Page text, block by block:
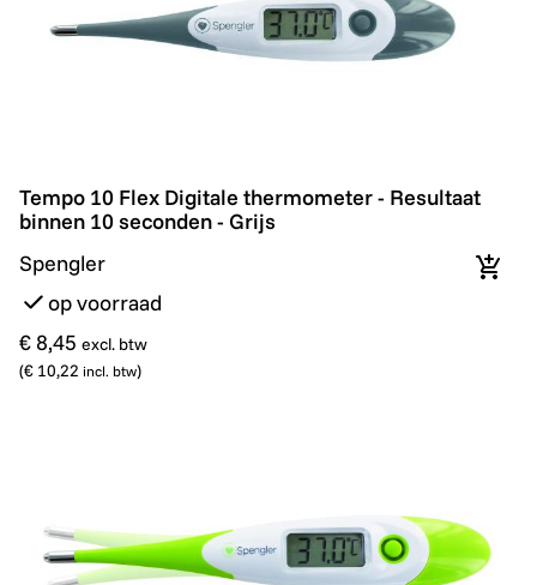
Tempo 10 Flex Digitale thermometer - Resultaat
Tempo 10 Flex Digitale thermometer - Resultaat
binnen 10 seconden - Grijs
Spengler
op voorraad
€ 8,45 excl. btw
(€ 10,22 incl. btw)
In